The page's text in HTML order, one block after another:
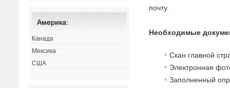
почту.
Необходимые
Скан главной
Электронная
Заполненный
Америка:
Канада
Мексика
США